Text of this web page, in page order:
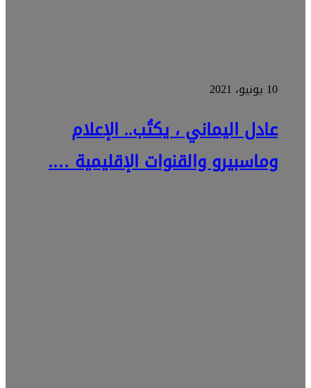
10 يونيو، 2021
عادل اليماني ، يكتُب.. الإعلام
وماسبيرو والقنوات الإقليمية ….